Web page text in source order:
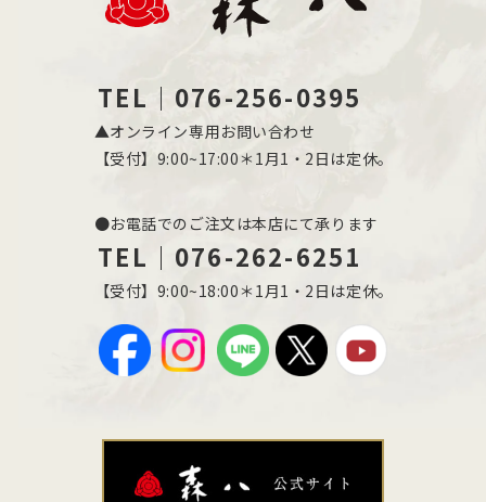
TEL｜076-256-0395
▲オンライン専用お問い合わせ
【受付】9:00~17:00＊1月1・2日は定休。
●お電話でのご注文は本店にて承ります
TEL｜076-262-6251
【受付】9:00~18:00＊1月1・2日は定休。